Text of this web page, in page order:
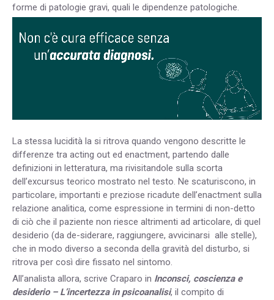
forme di patologie gravi, quali le dipendenze patologiche.
La stessa lucidità la si ritrova quando vengono descritte le
differenze tra acting out ed enactment, partendo dalle
definizioni in letteratura, ma rivisitandole sulla scorta
dell’excursus teorico mostrato nel testo. Ne scaturiscono, in
particolare, importanti e preziose ricadute dell’enactment sulla
relazione analitica, come espressione in termini di non-detto
di ciò che il paziente non riesce altrimenti ad articolare, di quel
desiderio (da de-siderare, raggiungere, avvicinarsi alle stelle),
che in modo diverso a seconda della gravità del disturbo, si
ritrova per così dire fissato nel sintomo.
All’analista allora, scrive Craparo in Inconsci, coscienza e
desiderio – L’incertezza in psicoanalisi, il compito di